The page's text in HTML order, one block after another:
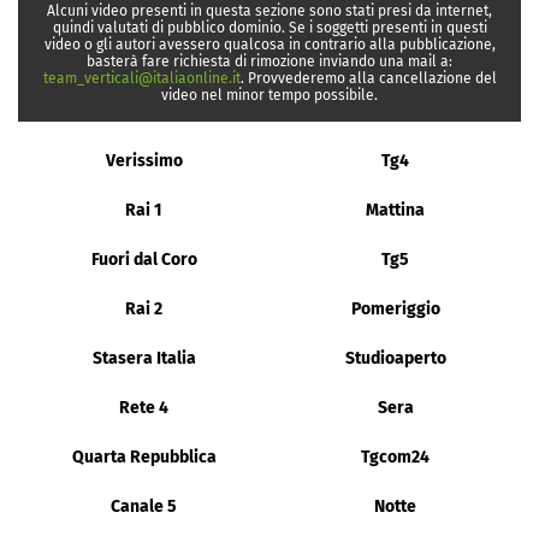
Alcuni video presenti in questa sezione sono stati presi da internet,
quindi valutati di pubblico dominio. Se i soggetti presenti in questi
video o gli autori avessero qualcosa in contrario alla pubblicazione,
basterà fare richiesta di rimozione inviando una mail a:
team_verticali@italiaonline.it. Provvederemo alla cancellazione del
video nel minor tempo possibile.
Verissimo Tg4
Rai 1 Mattina
Fuori dal Coro Tg5
Rai 2 Pomeriggio
Stasera Italia Studioaperto
Rete 4 Sera
Quarta Repubblica Tgcom24
Canale 5 Notte